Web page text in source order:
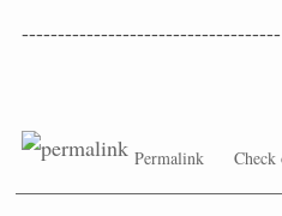
------------------------------------
Permalink Check